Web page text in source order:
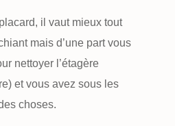
il vaut mieux tout
mais d’une part vous
nettoyer l’étagère
et vous avez sous les
choses.